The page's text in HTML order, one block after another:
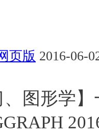
页版 2016-06-
、图形学